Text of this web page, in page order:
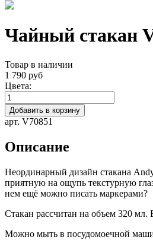
Чайный стакан
Товар в наличии
1 790 руб
Цвета:
Добавить в корзину
арт. V70851
Описание
Неординарный дизайн стакана
приятную на ощупь текстурную
нем ещё можно писать маркерами?
Стакан рассчитан на объем 320
Можно мыть в посудомоечной